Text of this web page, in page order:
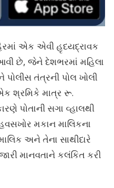
એક એવી હૃદયદ્રાવક
છે, જેને દેશભરમાં મહિલા
પોલીસ તંત્રની પોલ ખોલી
શ્રમિકે માત્ર રૂ.
પોતાની સગા વ્હાલથી
મકાન માલિકના
અને તેના સાથીદારે
માનવતાને કલંકિત કરી